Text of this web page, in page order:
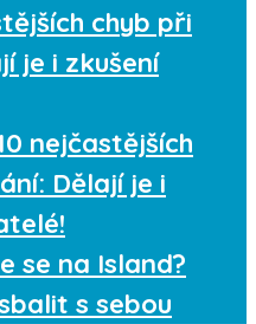
chyb při
je i zkušení
nejčastějších
Dělají je i
se na Island?
s sebou